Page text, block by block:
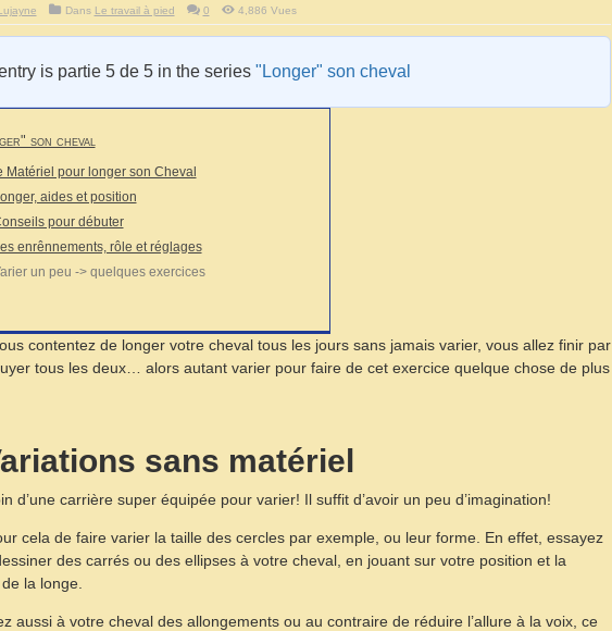
Dans Le travail à pied 0 4,886 Vues
is partie 5 de 5 in the series "Longer" son cheval
son cheval
Matériel pour longer son Cheval
aides et position
pour débuter
enrênnements, rôle et réglages
un peu -> quelques exercices
contentez de longer votre cheval tous les jours sans jamais varier, vous allez finir par
tous les deux… alors autant varier pour faire de cet exercice quelque chose de plus
sans matériel
d’une carrière super équipée pour varier! Il suffit d’avoir un peu d’imagination!
cela de faire varier la taille des cercles par exemple, ou leur forme. En effet, essayez
des carrés ou des ellipses à votre cheval, en jouant sur votre position et la
la longe.
aussi à votre cheval des allongements ou au contraire de réduire l’allure à la voix, ce